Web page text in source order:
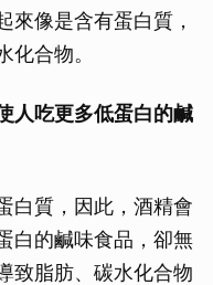
來像是含有蛋白質，
合物。
人吃更多低蛋白的鹹
白質，因此，酒精會
白的鹹味食品，卻無
致脂肪、碳水化合物